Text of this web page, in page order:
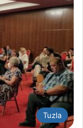
Tuzla